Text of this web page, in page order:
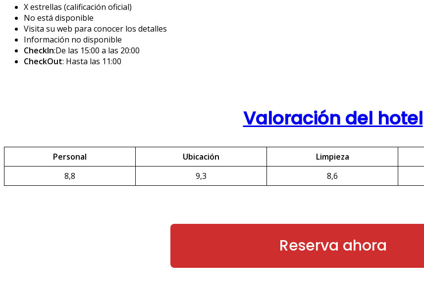
X estrellas (calificación oficial)
No está disponible
Visita su web para conocer los detalles
Información no disponible
CheckIn:De las 15:00 a las 20:00
CheckOut: Hasta las 11:00
Valoración del hotel
Personal Ubicación Limpieza
8,8
9,3 8,6
Reserva ahora